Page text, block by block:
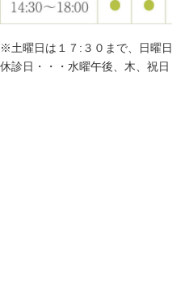
※土曜日は１７:３０まで、日曜
休診日・・・水曜午後、木、祝日